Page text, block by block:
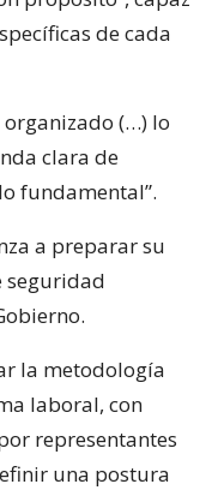
de cada
organizado (…) lo
clara de
fundamental”.
a preparar su
seguridad
la metodología
laboral, con
representantes
una postura